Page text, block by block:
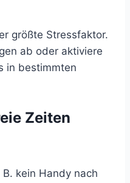
größte Stressfaktor.
ab oder aktiviere
in bestimmten
Zeiten
kein Handy nach